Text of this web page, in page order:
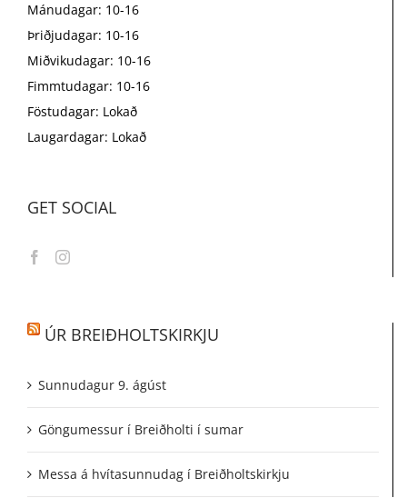
Mánudagar: 10-16
Þriðjudagar: 10-16
Miðvikudagar: 10-16
Fimmtudagar: 10-16
Föstudagar: Lokað
Laugardagar: Lokað
GET SOCIAL
ÚR BREIÐHOLTSKIRKJU
Sunnudagur 9. ágúst
Göngumessur í Breiðholti í sumar
Messa á hvítasunnudag í Breiðholtskirkju